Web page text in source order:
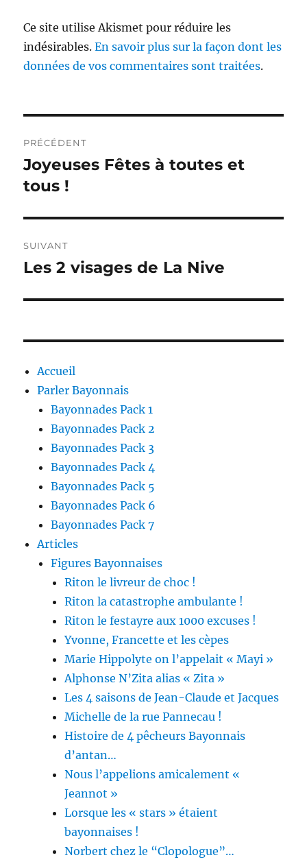
Ce site utilise Akismet pour réduire les
indésirables.En savoir plus sur la façon dont les
données de vos commentaires sont traitées.
de
l’article
PRÉCÉDENT
Publication
précédente :
Joyeuses Fêtes à toutes et
tous !
SUIVANT
Publication
Les 2 visages de La Nive
Accueil
Parler Bayonnais
Bayonnades Pack 1
Bayonnades Pack 2
Bayonnades Pack 3
Bayonnades Pack 4
Bayonnades Pack 5
Bayonnades Pack 6
Bayonnades Pack 7
Articles
Figures Bayonnaises
Riton le livreur de choc !
Riton la catastrophe ambulante !
Riton le festayre aux 1000 excuses !
Yvonne, Francette et les cèpes
Marie Hippolyte on l’appelait « Mayi »
Alphonse N’Zita alias « Zita »
Les 4 saisons de Jean-Claude et Jacques
Michelle de la rue Pannecau !
Histoire de 4 pêcheurs Bayonnais
d’antan…
Nous l’appelions amicalement «
Jeannot »
Lorsque les « stars » étaient
bayonnaises !
Norbert chez le “Clopologue”…